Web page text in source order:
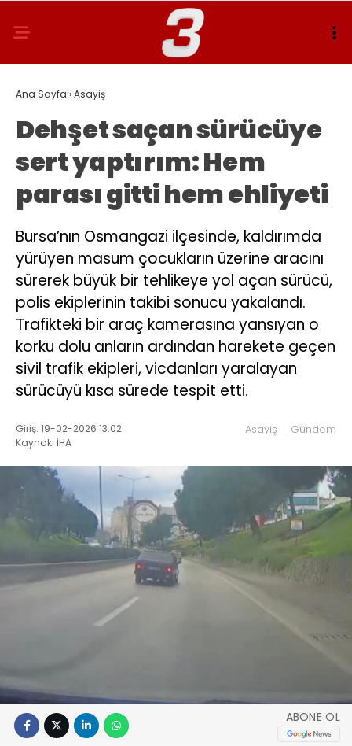
Ana Sayfa ›Asayiş
Dehşet saçan sürücüye
sert yaptırım: Hem
parası gitti hem ehliyeti
Bursa’nın Osmangazi ilçesinde, kaldırımda
yürüyen masum çocukların üzerine aracını
sürerek büyük bir tehlikeye yol açan sürücü,
polis ekiplerinin takibi sonucu yakalandı.
Trafikteki bir araç kamerasına yansıyan o
korku dolu anların ardından harekete geçen
sivil trafik ekipleri, vicdanları yaralayan
sürücüyü kısa sürede tespit etti.
Giriş: 19-02-2026 13:02
Kaynak: İHA
Asayiş Gündem
ABONE OL